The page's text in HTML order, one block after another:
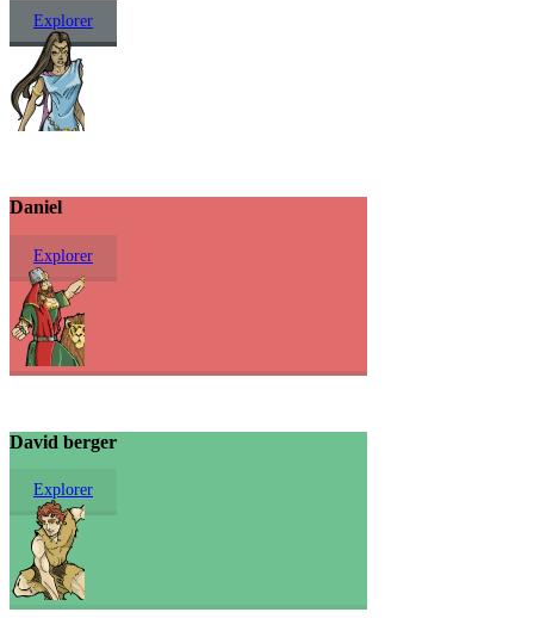
Explorer
Daniel
Explorer
David berger
Explorer